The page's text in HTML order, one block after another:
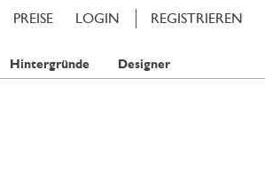
LOGIN REGISTRIEREN
PREISE
Hintergründe Designer